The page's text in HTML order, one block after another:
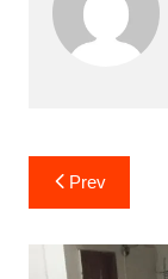
Post
navigation
Prev